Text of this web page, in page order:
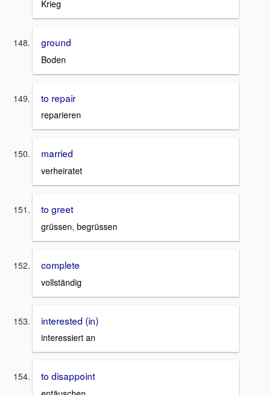
Krieg
ground
Boden
to repair
reparieren
married
verheiratet
to greet
grüssen, begrüssen
complete
vollständig
interested (in)
interessiert an
to disappoint